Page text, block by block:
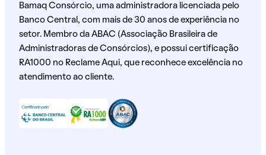
Bamaq Consórcio, uma administradora licenciada pelo
Banco Central, com mais de 30 anos de experiência no
setor. Membro da ABAC (Associação Brasileira de
Administradoras de Consórcios), e possui certificação
RA1000 no Reclame Aqui, que reconhece excelência no
atendimento ao cliente.